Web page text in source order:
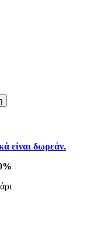
είναι δωρεάν.